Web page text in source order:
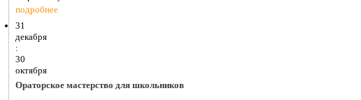
подробнее
31
декабря
:
30
октября
Ораторское мастерство для школьников